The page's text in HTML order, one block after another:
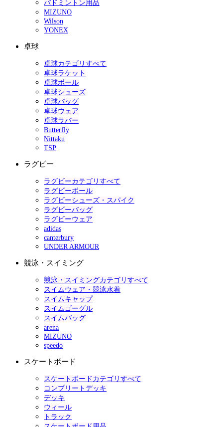
バドミントン用品
MIZUNO
Wilson
YONEX
卓球
卓球カテゴリすべて
卓球ラケット
卓球ボール
卓球シューズ
卓球バッグ
卓球ウェア
卓球ラバー
Butterfly
Nittaku
TSP
ラグビー
ラグビーカテゴリすべて
ラグビーボール
ラグビーシューズ・スパイク
ラグビーバッグ
ラグビーウェア
adidas
canterbury
UNDER ARMOUR
競泳・スイミング
競泳・スイミングカテゴリすべて
スイムウェア・競泳水着
スイムキャップ
スイムゴーグル
スイムバッグ
arena
MIZUNO
speedo
スケートボード
スケートボードカテゴリすべて
コンプリートデッキ
デッキ
ウィール
トラック